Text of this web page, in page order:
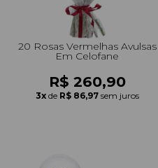
20 Rosas Vermelhas Avulsas
Em Celofane
R$ 260,90
3x de R$ 86,97 sem juros